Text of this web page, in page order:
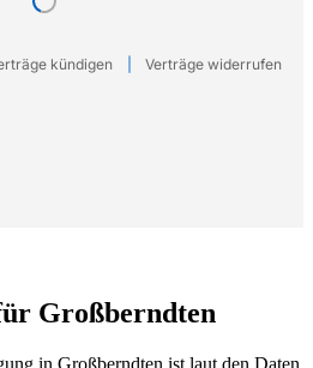
Großberndten
in Großberndten ist laut den Daten